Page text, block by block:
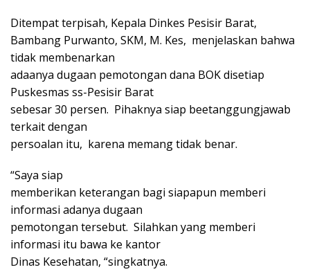
Ditempat terpisah, Kepala Dinkes Pesisir Barat,
Bambang Purwanto, SKM, M. Kes, menjelaskan bahwa
tidak membenarkan
adaanya dugaan pemotongan dana BOK disetiap
Puskesmas ss-Pesisir Barat
sebesar 30 persen. Pihaknya siap beetanggungjawab
terkait dengan
persoalan itu, karena memang tidak benar.
“Saya siap
memberikan keterangan bagi siapapun memberi
informasi adanya dugaan
pemotongan tersebut. Silahkan yang memberi
informasi itu bawa ke kantor
Dinas Kesehatan, “singkatnya.